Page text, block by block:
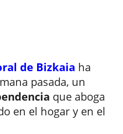
de Bizkaia ha
pasada, un
que aboga
en el hogar y en el